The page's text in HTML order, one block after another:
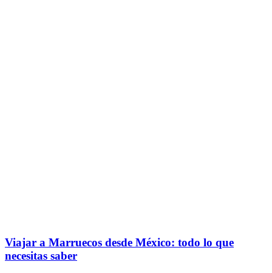
Viajar a Marruecos desde México: todo lo que
necesitas saber